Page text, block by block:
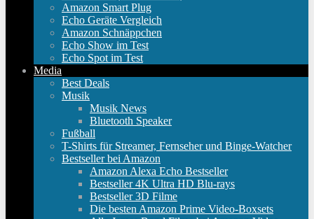
Amazon Smart Plug
Echo Geräte Vergleich
Amazon Schnäppchen
Echo Show im Test
Echo Spot im Test
Media
Best Deals
Musik
Musik News
Bluetooth Speaker
Fußball
T-Shirts für Streamer, Fernseher und Binge-Watcher
Bestseller bei Amazon
Amazon Alexa Echo Bestseller
Bestseller 4K Ultra HD Blu-rays
Bestseller 3D Filme
Die besten Amazon Prime Video-Boxsets